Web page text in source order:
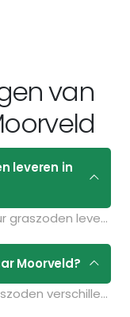
van
leveren in
Grasleveren.nl kan binnen 24 uur graszoden leveren in Moorveld. Als u bijvoorbeeld graszoden op maandag bestelt voor 11:30 kunt u ze de volgende dag geleverd krijgen. Kijk voor de actuele leverdagen op de pagina
Moorveld?
De transportkosten van de graszoden verschillen per postcodegebied en zijn afhankelijk van de hoeveelheid graszoden die u bestelt. Bent u benieuwd naar de prijzen? Vul uw gegevens in op de pagina